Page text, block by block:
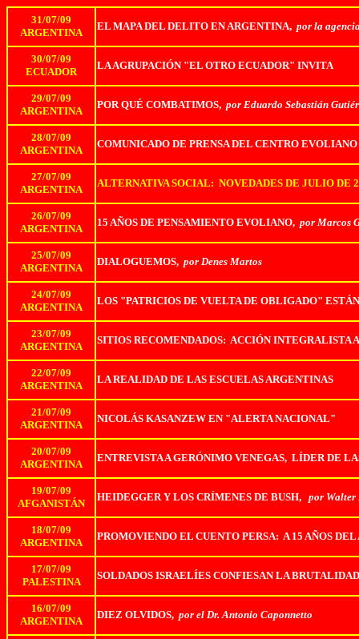
31/07/09
ARGENTINA
EL MAPA DEL DELITO EN ARGENTINA, por la
30/07/09
ECUADOR
LA AGRUPACIÓN "EL OTRO ECUADOR" INVITA
29/07/09
ARGENTINA
POR QUÉ COMBATIMOS, por Eduardo Sebastián
28/07/09
ARGENTINA
COMUNICADO DE PRENSA DEL CENTRO
27/07/09
ARGENTINA
ALTERNATIVA SOCIAL: NOVEDADES DE JULIO DE
26/07/09
ARGENTINA
15 AÑOS DE PENSAMIENTO EVOLIANO, por Marcos
25/07/09
ARGENTINA
DIALOGUEMOS, por Denes Martos
24/07/09
ARGENTINA
LOS "PATRICIOS DE VUELTA DE OBLIGADO"
23/07/09
ARGENTINA
SITIOS RECOMENDADOS: ACCIÓN INTEGRALISTA
22/07/09
ARGENTINA
LA REALIDAD DE LAS ESCUELAS ARGENTINAS
21/07/09
ARGENTINA
NICOLÁS KASANZEW EN "ALERTA NACIONAL"
20/07/09
ARGENTINA
ENTREVISTA A GERÓNIMO VENEGAS, LÍDER DE
19/07/09
AFGANISTÁN
HEIDEGGER Y LOS CRÍMENES DE BUSH, por Walter
18/07/09
ARGENTINA
PROMOVIENDO EL CUENTO PERSA: A 15 AÑOS
17/07/09
PALESTINA
SOLDADOS ISRAELÍES CONFIESAN LA
16/07/09
ARGENTINA
DIEZ OLVIDOS, por el Dr. Antonio Caponnetto